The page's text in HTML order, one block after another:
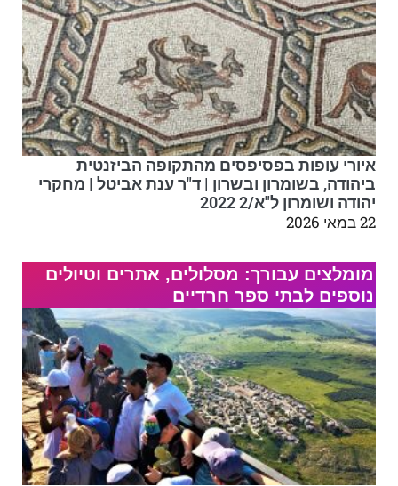
איורי עופות בפסיפסים מהתקופה הביזנטית
ביהודה, בשומרון ובשרון | ד"ר ענת אביטל | מחקרי
יהודה ושומרון ל"א/2 2022
22 במאי 2026
מומלצים עבורך: מסלולים, אתרים וטיולים
נוספים לבתי ספר חרדיים